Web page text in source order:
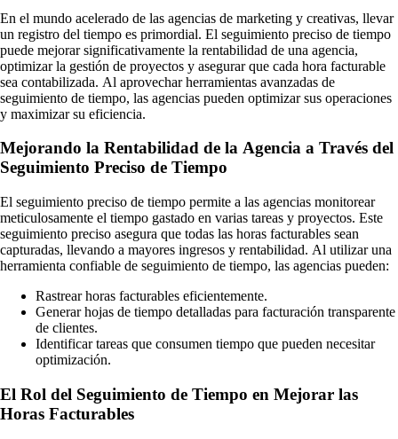
En el mundo acelerado de las agencias de marketing y creativas, llevar
un registro del tiempo es primordial. El seguimiento preciso de tiempo
puede mejorar significativamente la rentabilidad de una agencia,
optimizar la gestión de proyectos y asegurar que cada hora facturable
sea contabilizada. Al aprovechar herramientas avanzadas de
seguimiento de tiempo, las agencias pueden optimizar sus operaciones
y maximizar su eficiencia.
Mejorando la Rentabilidad de la Agencia a Través del
Seguimiento Preciso de Tiempo
El seguimiento preciso de tiempo permite a las agencias monitorear
meticulosamente el tiempo gastado en varias tareas y proyectos. Este
seguimiento preciso asegura que todas las horas facturables sean
capturadas, llevando a mayores ingresos y rentabilidad. Al utilizar una
herramienta confiable de seguimiento de tiempo, las agencias pueden:
Rastrear horas facturables eficientemente.
Generar hojas de tiempo detalladas para facturación transparente
de clientes.
Identificar tareas que consumen tiempo que pueden necesitar
optimización.
El Rol del Seguimiento de Tiempo en Mejorar las
Horas Facturables